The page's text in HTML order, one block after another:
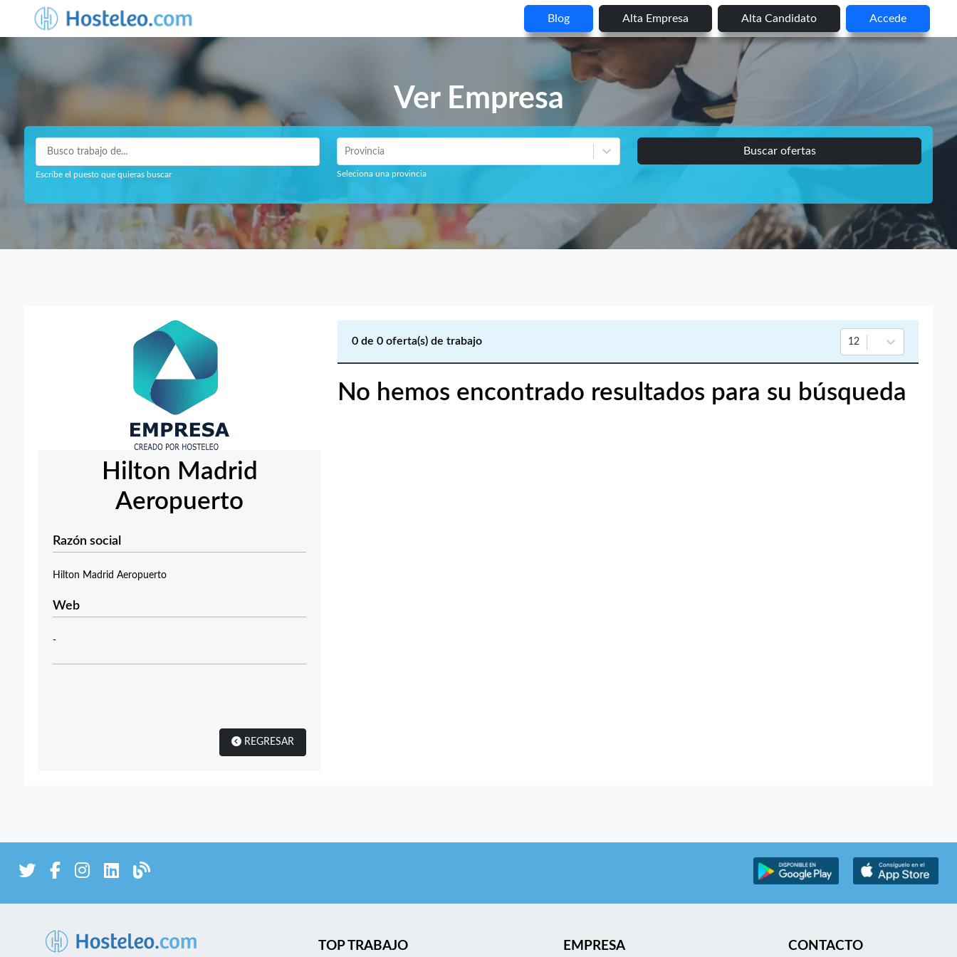
Blog Alta Empresa Alta Candidato Accede
Ver Empresa
Escribe el puesto que quieras buscar
Provincia
Seleciona una provincia
Buscar ofertas
Hilton Madrid
Aeropuerto
Razón social
Hilton Madrid Aeropuerto
Web
-
REGRESAR
0 de 0 oferta(s) de trabajo 12
No hemos encontrado resultados para su búsqueda
TOP TRABAJO EMPRESA CONTACTO